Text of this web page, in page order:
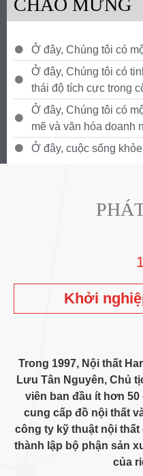
CHÀO MỪNG
Ở đây, Chúng tôi có
Ở đây, Chúng tôi có
thái độ tích cực trong
Ở đây, Chúng tôi có
mẽ và văn hóa doanh
Ở đây, cuộc sống
Khởi
Trong 1997, Nội thất
Lưu Tân Nguyên, Chủ
viên ban đầu ít hơn
cung cấp đồ nội thất
công ty kỹ thuật nội
thành lập bộ phận sản
của